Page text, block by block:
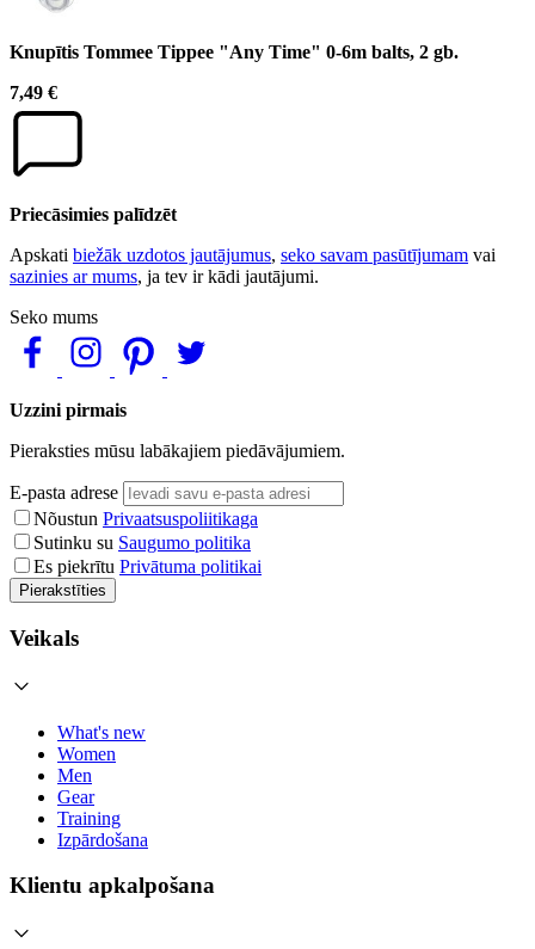
Knupītis Tommee Tippee "Any Time" 0-6m balts, 2 gb.
7,49 €
Priecāsimies palīdzēt
Apskati biežāk uzdotos jautājumus, seko savam pasūtījumam vai
sazinies ar mums, ja tev ir kādi jautājumi.
Seko mums
Uzzini pirmais
Pieraksties mūsu labākajiem piedāvājumiem.
E-pasta adrese
Nõustun Privaatsuspoliitikaga
Sutinku su Saugumo politika
Es piekrītu Privātuma politikai
Pierakstīties
Veikals
What's new
Women
Men
Gear
Training
Izpārdošana
Klientu apkalpošana